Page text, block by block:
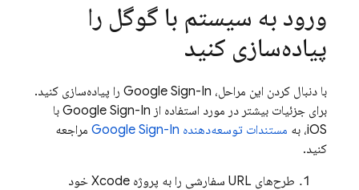
ورود به سیستم با گوگل را
پیاده‌سازی کنید
با دنبال کردن این مراحل، Google Sign-In را پیاده‌سازی کنید.
برای جزئیات بیشتر در مورد استفاده از Google Sign-In با
iOS، به
مستندات توسعه‌دهنده Google Sign-In
مراجعه
کنید.
طرح‌های URL سفارشی را به پروژه Xcode خود